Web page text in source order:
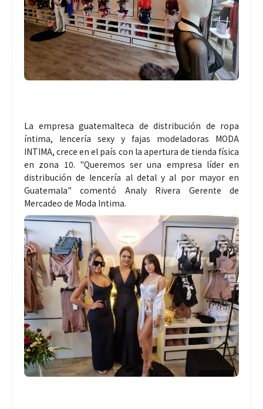
La empresa guatemalteca de distribución de ropa
íntima, lencería sexy y fajas modeladoras MODA
INTIMA, crece en el país con la apertura de tienda física
en zona 10. "Queremos ser una empresa líder en
distribución de lencería al detal y al por mayor en
Guatemala" comentó Analy Rivera Gerente de
Mercadeo de Moda Intima.